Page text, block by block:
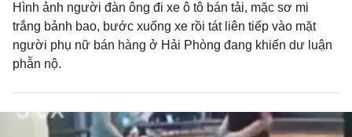
Hình ảnh người đàn ông đi xe ô tô bán tải, mặc sơ mi
trắng bảnh bao, bước xuống xe rồi tát liên tiếp vào mặt
người phụ nữ bán hàng ở Hải Phòng đang khiến dư luận
phẫn nộ.